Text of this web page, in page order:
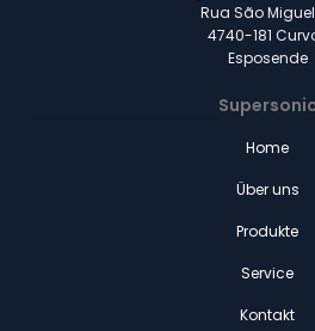
Rua São
4740-181
Esposende
Home
Über uns
Produkte
Service
Kontakt